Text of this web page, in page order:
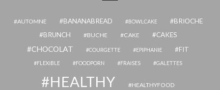
AUTOMNE BANANABREAD BOWLCAKE
BRIOCHE
BRUNCH
BUCHE CAKE CAKES
CHOCOLAT COURGETTE EPIPHANIE FIT
FLEXIBLE FOODPORN FRAISES GALETTES
HEALTHY HEALTHYFOOD